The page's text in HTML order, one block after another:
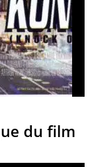
du film